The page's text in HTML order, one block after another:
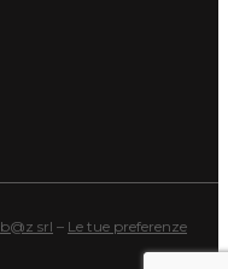
b@z srl – Le tue preferenze